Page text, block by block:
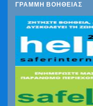
ΓΡΑΜΜΗ ΒΟΗΘΕΙΑΣ